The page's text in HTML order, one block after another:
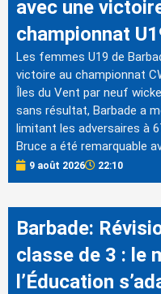
avec une
championnat
Les femmes U19 de
victoire au championnat
Îles du Vent par neuf
sans résultat, Barbade a
limitant les adversaires à
Bruce a été remarquable
9 août 2026 22:10
Barbade:
classe de 3 : le
l’Éducation